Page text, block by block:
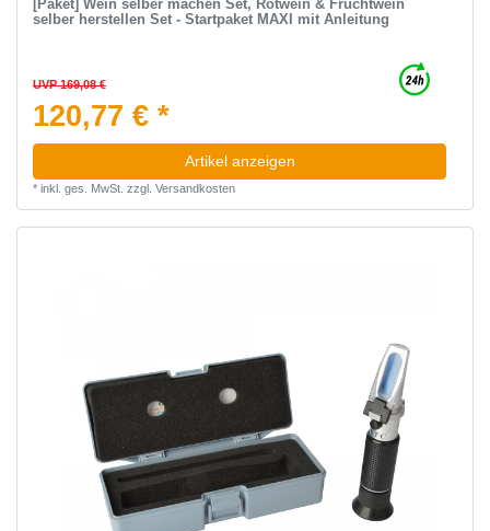
[Paket] Wein selber machen Set, Rotwein & Fruchtwein
selber herstellen Set - Startpaket MAXI mit Anleitung
UVP 169,08 €
120,77 € *
Artikel anzeigen
* inkl. ges. MwSt. zzgl. Versandkosten